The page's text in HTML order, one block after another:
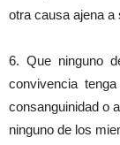
otra causa ajena a
6. Que ninguno
convivencia tenga
consanguinidad o
ninguno de los